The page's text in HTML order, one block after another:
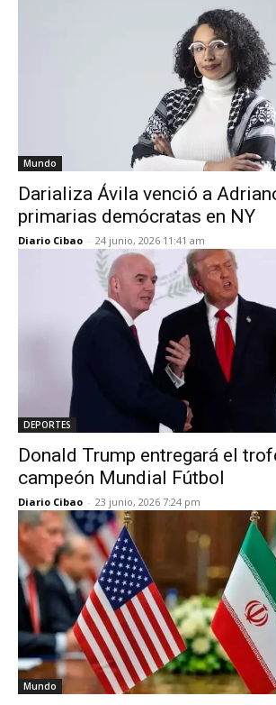
Mundo
Darializa Ávila venció a
primarias demócratas en NY
Diario Cibao - 24 junio, 2026 11:41 am
DEPORTES
Donald Trump entregará el
campeón Mundial Fútbol
Diario Cibao - 23 junio, 2026 7:24 pm
Mundo